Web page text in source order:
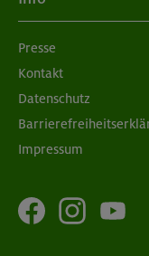
Presse
Kontakt
Datenschutz
Impressum